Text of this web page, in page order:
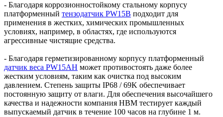
- Благодаря коррозионностойкому стальному корпусу
платформенный тензодатчик PW15B подходит для
применения в жестких, химических промышленных
условиях, например, в областях, где используются
агрессивные чистящие средства.
- Благодаря герметизированному корпусу платформенный
датчик веса PW15AH может противостоять даже более
жестким условиям, таким как очистка под высоким
давлением. Степень защиты IP68 / 69K обеспечивает
постоянную защиту от влаги. Для обеспечения высочайшего
качества и надежности компания HBM тестирует каждый
выпускаемый датчик в течение 100 часов на глубине 1 м.